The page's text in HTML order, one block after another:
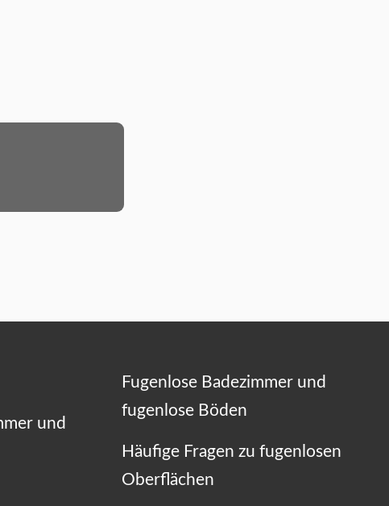
und
Fugenlose Badezimmer und
fugenlose Böden
Häufige Fragen zu fugenlosen
Oberflächen